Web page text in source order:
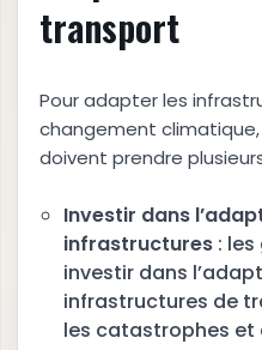
transport
Pour adapter les
changement
doivent prendre
Investir dans
infrastructures :
investir dans
infrastructures de
les catastrophes et